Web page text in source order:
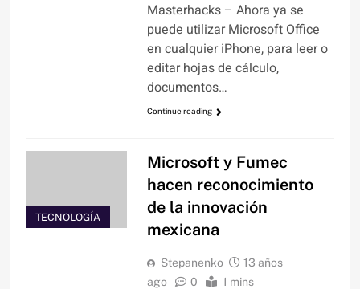
Masterhacks – Ahora ya se
puede utilizar Microsoft Office
en cualquier iPhone, para leer o
editar hojas de cálculo,
documentos…
Continue reading
TECNOLOGÍA
Microsoft y Fumec
hacen reconocimiento
de la innovación
mexicana
Stepanenko
13 años
ago
0 1 mins